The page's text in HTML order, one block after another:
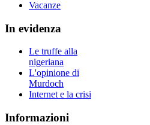
Vacanze
In evidenza
Le truffe alla
nigeriana
L'opinione di
Murdoch
Internet e la crisi
Informazioni